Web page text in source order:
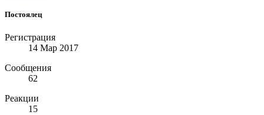
Постоялец
Регистрация
14 Мар 2017
Сообщения
62
Реакции
15